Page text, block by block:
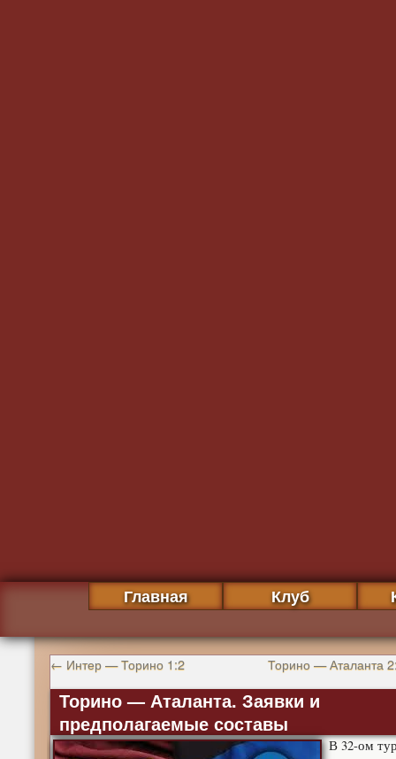
Главная Клуб
← Интер — Торино 1:2 Торино — Аталанта
Торино — Аталанта. Заявки и
предполагаемые составы
В 32-ом